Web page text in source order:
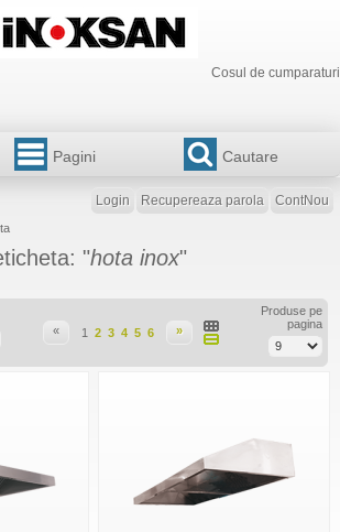
Cosul de cumparaturi
Pagini Cautare
Login Recupereaza parola ContNou
"hota inox"
«
1 2 3 4 5 6 »
Produse pe
pagina